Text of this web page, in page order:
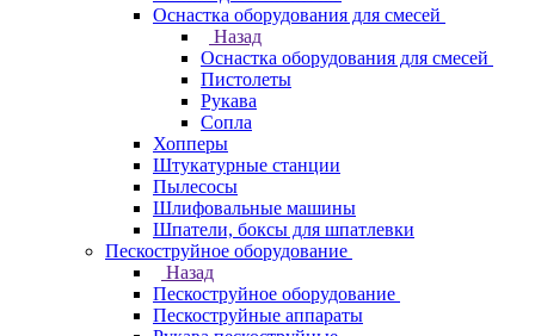
Оснастка оборудования для смесей
Назад
Оснастка оборудования для смесей
Пистолеты
Рукава
Сопла
Хопперы
Штукатурные станции
Пылесосы
Шлифовальные машины
Шпатели, боксы для шпатлевки
Пескоструйное оборудование
Назад
Пескоструйное оборудование
Пескоструйные аппараты